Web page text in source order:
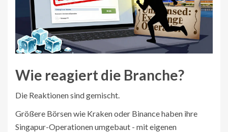
Wie reagiert die Branche?
Die Reaktionen sind gemischt.
Größere Börsen wie Kraken oder Binance haben ihre
Singapur-Operationen umgebaut - mit eigenen